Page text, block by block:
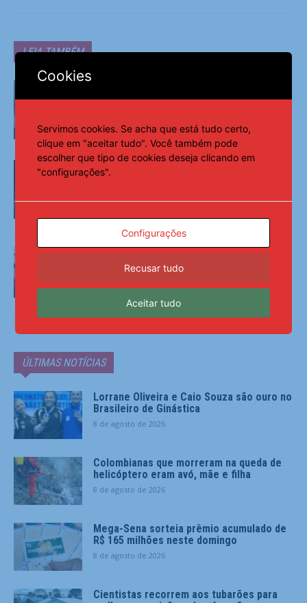
LEIA TAMBÉM
Municípios
Fome, aponta ONU; CNM destaca o
Ao completar 20 anos, Lei Maria da
Penha representa marco civilizatório,
– AMA
Municípios
Lagoa da Canoa alcança melhor
resultado da história no IDEB – AMA
ÚLTIMAS NOTÍCIAS
Lorrane Oliveira e Caio Souza são ouro no
Brasileiro de Ginástica
8 de agosto de 2026
Colombianas que morreram na queda de
helicóptero eram avó, mãe e filha
8 de agosto de 2026
Mega-Sena sorteia prêmio acumulado de
R$ 165 milhões neste domingo
8 de agosto de 2026
Cientistas recorrem aos tubarões para
Cookies
Servimos cookies. Se acha que está tudo certo,
clique em "aceitar tudo". Você também pode
escolher que tipo de cookies deseja clicando em
"configurações".
Configurações
Recusar tudo
Aceitar tudo